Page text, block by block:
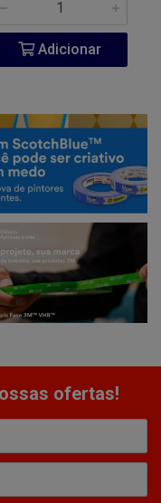
Adicionar
ofertas!